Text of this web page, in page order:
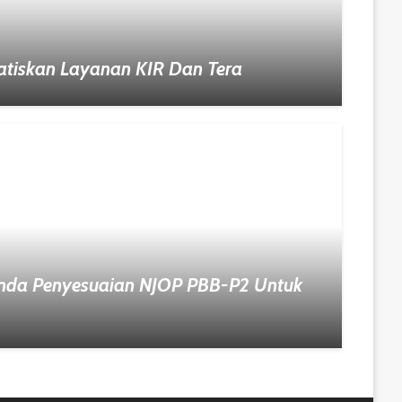
Layanan KIR Dan Tera
Penyesuaian NJOP PBB-P2 Untuk